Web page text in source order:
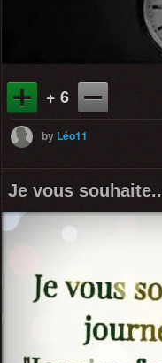
+ 6
by Léo11
Je vous souhaite..